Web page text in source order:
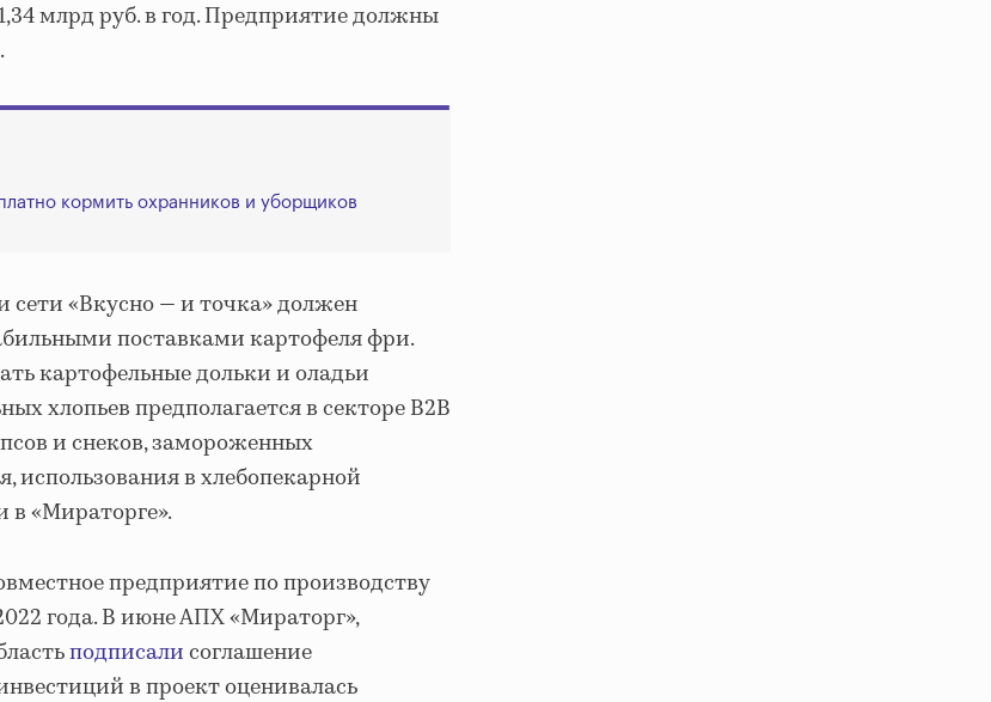
млрд руб. в год. Предприятие должны
кормить охранников и уборщиков
сети «Вкусно — и точка» должен
поставками картофеля фри.
картофельные дольки и оладьи
хлопьев предполагается в секторе B2B
и снеков, замороженных
использования в хлебопекарной
в «Мираторге».
предприятие по производству
года. В июне АПХ «Мираторг»,
подписалисоглашение
в проект оценивалась